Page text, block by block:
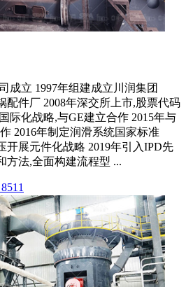
成立 1997年组建成立川润集团
配件厂 2008年深交所上市,股票代码
际化战略,与GE建立合作 2015年与
2016年制定润滑系统国家标准
开展元件化战略 2019年引入IPD先
方法,全面构建流程型 ...